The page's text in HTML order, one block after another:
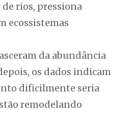
rios, pressiona
ecossistemas
da abundância
os dados indicam
dificilmente seria
remodelando